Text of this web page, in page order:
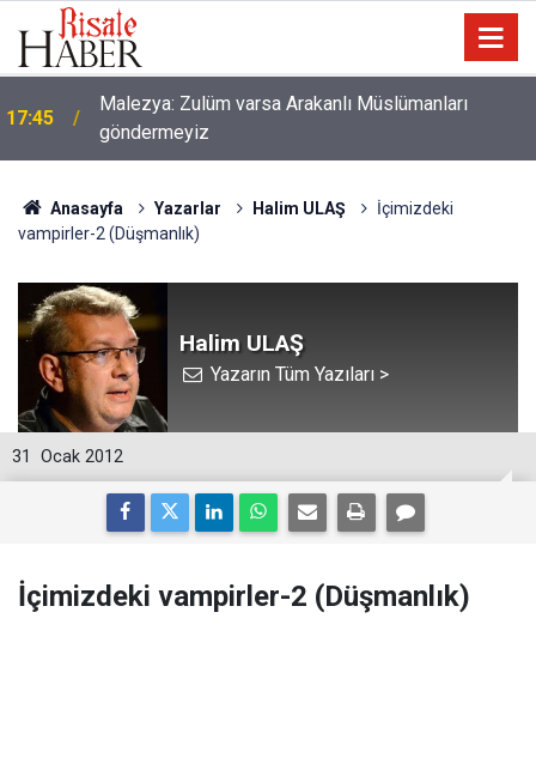
17:45
Malezya: Zulüm varsa Arakanlı Müslümanları
göndermeyiz
Anasayfa Yazarlar Halim ULAŞ
İçimizdeki
vampirler-2 (Düşmanlık)
Halim ULAŞ
Yazarın Tüm Yazıları >
31 Ocak 2012
İçimizdeki vampirler-2 (Düşmanlık)